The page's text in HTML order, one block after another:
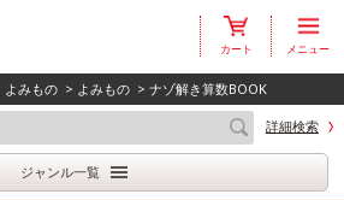
カート メニュー
よみもの > よみもの > ナゾ解き算数BOOK
詳細検索
ジャンル一覧